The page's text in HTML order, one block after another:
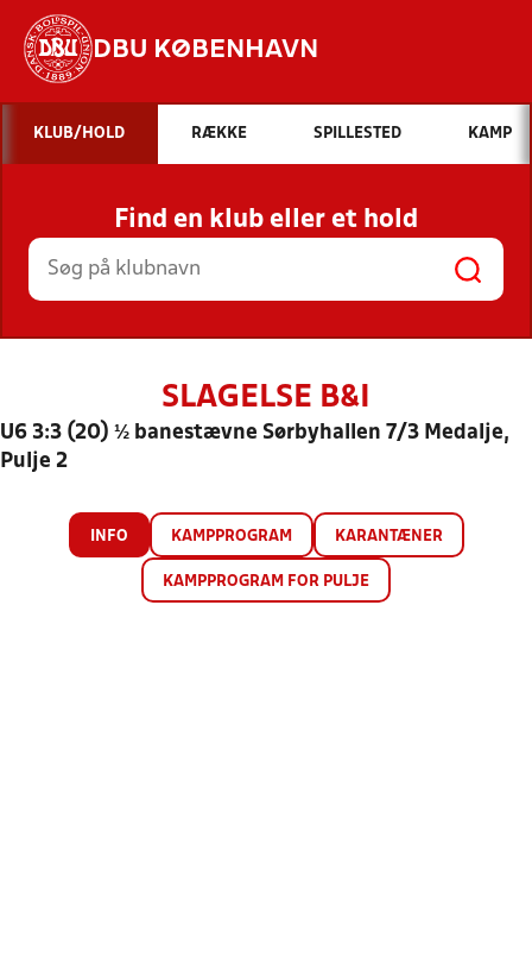
DBU KØBENHAVN
Hvad vil du søge efter?
INDHOLD OG NYHEDER
STILLINGER, RESULTATER, KLUBBER OG
HOLD
KLUB/HOLD RÆKKE SPILLESTED KAMP
Find en klub eller et hold
SLAGELSE B&I
U6 3:3 (20) ½ banestævne Sørbyhallen 7/3 Medalje,
Pulje 2
INFO KAMPPROGRAM KARANTÆNER
KAMPPROGRAM FOR PULJE